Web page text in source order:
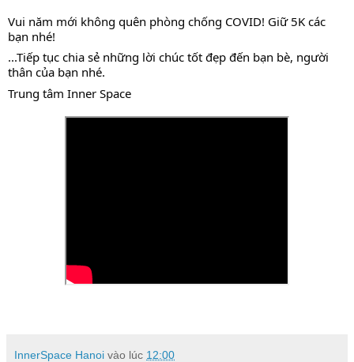
Vui năm mới không quên phòng chống COVID! Giữ 5K các
bạn nhé!
...Tiếp tục chia sẻ những lời chúc tốt đẹp đến bạn bè, người
thân của bạn nhé.
Trung tâm Inner Space
InnerSpace Hanoi vào lúc 12:00